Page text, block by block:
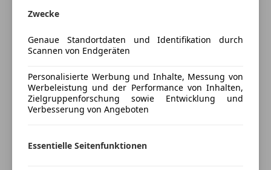
Extras
Sportsitze
6266182
Versicherung
Kfz-Versicherung
Versicherungsschutz an Ihre Bedürfnisse
Freischaden-Gutschein ab Stufe 0
Zwecke
Genaue Standortdaten und Identifikation durch
Scannen von Endgeräten
Personalisierte Werbung und Inhalte, Messung von
Werbeleistung und der Performance von Inhalten,
Zielgruppenforschung sowie Entwicklung und
Verbesserung von Angeboten
Essentielle Seitenfunktionen